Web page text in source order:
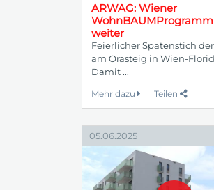
ARWAG: Wiener
weiter
Feierlicher Spatenstich der
am Orasteig in Wien-
Damit ...
Mehr dazu Teilen
05.06.2025